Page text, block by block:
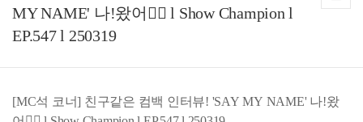
MY NAME' 나!왔어✋🏻 l Show Champion l
EP.547 l 250319
[MC석 코너] 친구같은 컴백 인터뷰! 'SAY MY NAME' 나!왔